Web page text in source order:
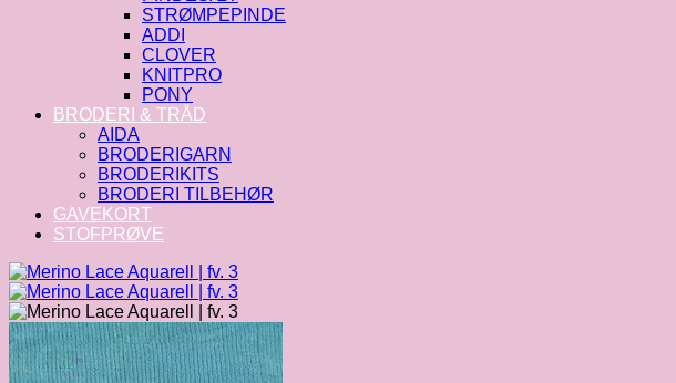
STRØMPEPINDE
ADDI
CLOVER
KNITPRO
PONY
BRODERI & TRÅD
AIDA
BRODERIGARN
BRODERIKITS
BRODERI TILBEHØR
GAVEKORT
STOFPRØVE